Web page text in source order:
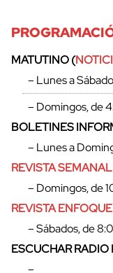
MATUTINO (
– Lunes a
– Domingos, de
BOLETINES
– Lunes a
REVISTA SEMANAL
– Domingos, de
REVISTA ENFOQUE
– Sábados, de
ESCUCHAR
–